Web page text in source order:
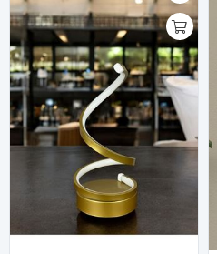
🚚 Hızlı teslimat yapılıyor!
💖 35,5B kişi favoriledi!